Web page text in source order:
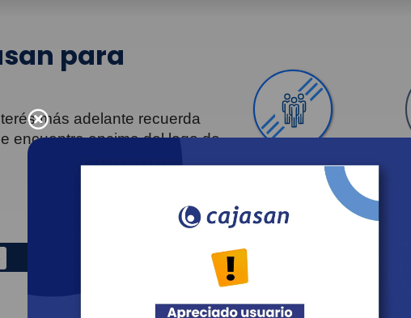
para
más adelante recuerda
encuentra encima del logo de
Personas
Agéndate